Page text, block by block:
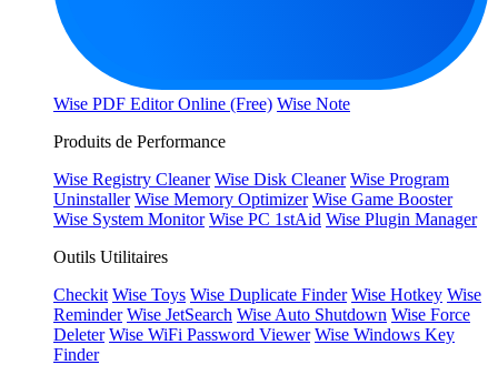
Wise PDF Editor Online (Free) Wise Note
Produits de Performance
Wise Registry Cleaner Wise Disk Cleaner Wise Program
Uninstaller Wise Memory Optimizer Wise Game Booster
Wise System Monitor Wise PC 1stAid Wise Plugin Manager
Outils Utilitaires
Checkit Wise Toys Wise Duplicate Finder Wise Hotkey Wise
Reminder Wise JetSearch Wise Auto Shutdown Wise Force
Deleter Wise WiFi Password Viewer Wise Windows Key
Finder